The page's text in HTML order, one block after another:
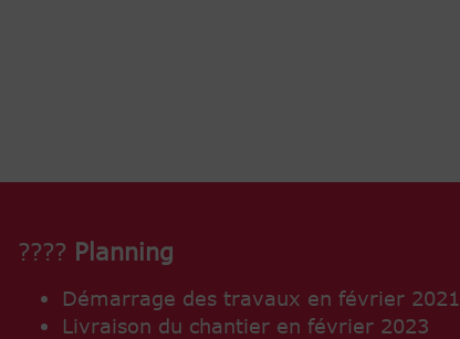
???? Planning
Démarrage des travaux en février 2021
Livraison du chantier en février 2023